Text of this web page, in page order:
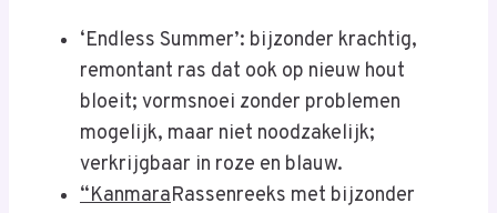
‘Endless Summer’: bijzonder krachtig,
remontant ras dat ook op nieuw hout
bloeit; vormsnoei zonder problemen
mogelijk, maar niet noodzakelijk;
verkrijgbaar in roze en blauw.
“KanmaraRassenreeks met bijzonder